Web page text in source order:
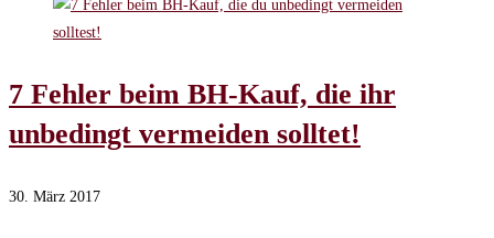
7 Fehler beim BH-Kauf, die ihr
unbedingt vermeiden solltet!
30. März 2017